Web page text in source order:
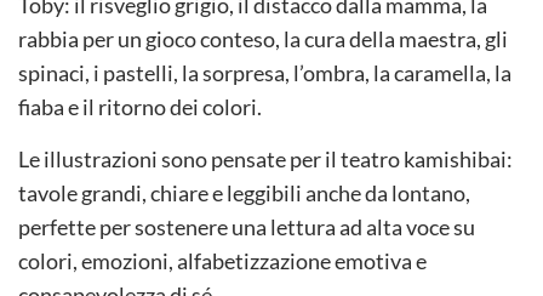
rabbia per un gioco conteso, la cura della maestra, gli
spinaci, i pastelli, la sorpresa, l’ombra, la caramella, la
fiaba e il ritorno dei colori.
Le illustrazioni sono pensate per il teatro kamishibai:
tavole grandi, chiare e leggibili anche da lontano,
perfette per sostenere una lettura ad alta voce su
colori, emozioni, alfabetizzazione emotiva e